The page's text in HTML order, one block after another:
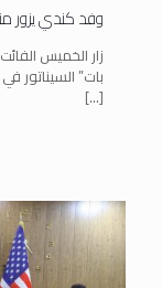
وفد كندي يزور
بات” السيناتور
[…]